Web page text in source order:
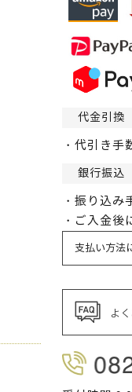
代金引換
・代引き手
銀行振込
・振り込み
・ご入金後
支払い方法